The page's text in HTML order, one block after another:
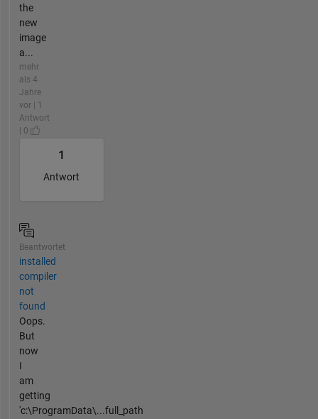
the
new
image
a...
mehr
als 4
Jahre
vor | 1
Antwort
| 0
1
Antwort
Beantwortet
installed
compiler
not
found
Oops.
But
now
I
am
getting
'c:\ProgramData\...full_path